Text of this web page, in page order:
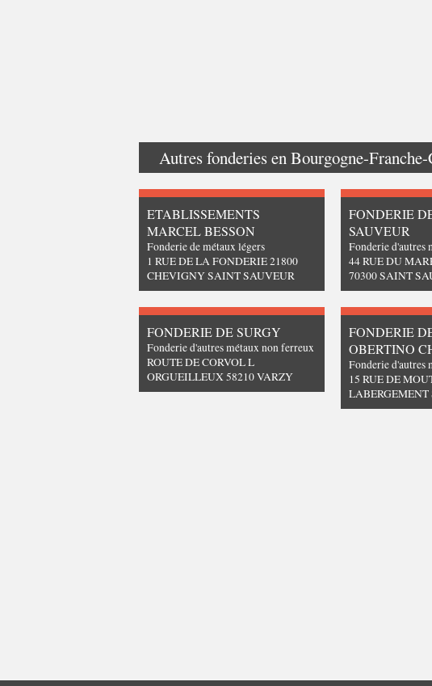
Autres fonderies en Bourgogne-
ETABLISSEMENTS
MARCEL BESSON
Fonderie de métaux légers
1 RUE DE LA FONDERIE 21800
CHEVIGNY SAINT SAUVEUR
FONDERIE
SAUVEUR
Fonderie d'autres
44 RUE DU
70300 SAINT
FONDERIE DE SURGY
Fonderie d'autres métaux non ferreux
ROUTE DE CORVOL L
ORGUEILLEUX 58210 VARZY
FONDERIE
OBERTINO
Fonderie d'autres
15 RUE DE